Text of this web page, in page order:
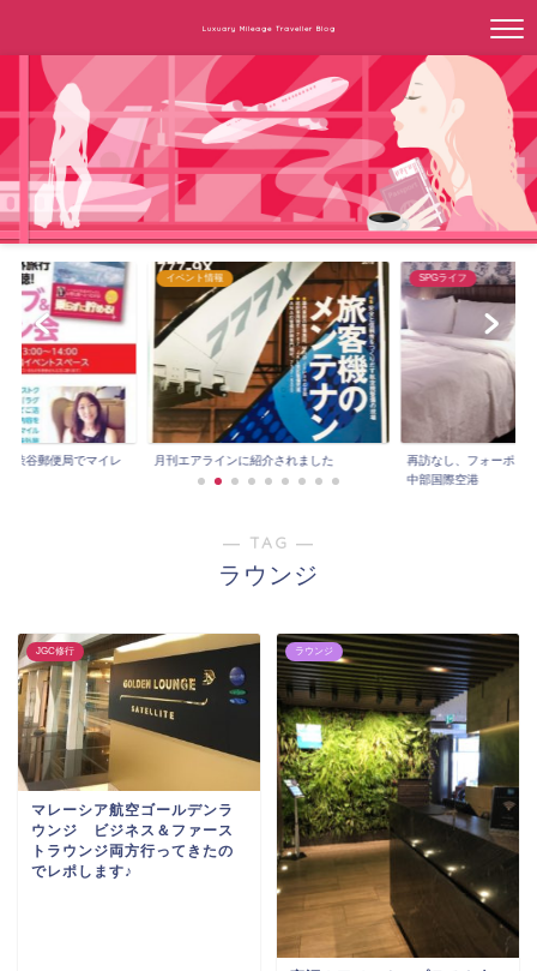
Luxuary Mileage Traveller Blog
渋谷郵便局でマイレ
イベント情報
月刊エアラインに紹介されました
SPGライフ
再訪なし、フォーポイ
中部国際空港
― TAG ―
ラウンジ
JGC修行
マレーシア航空ゴールデンラ
ウンジ ビジネス＆ファース
トラウンジ両方行ってきたの
でレポします♪
ラウンジ